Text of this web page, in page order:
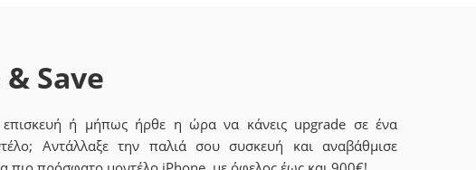
Save
επισκευή ή μήπως ήρθε η ώρα να κάνεις upgrade σε ένα
Αντάλλαξε την παλιά σου συσκευή και αναβάθμισε